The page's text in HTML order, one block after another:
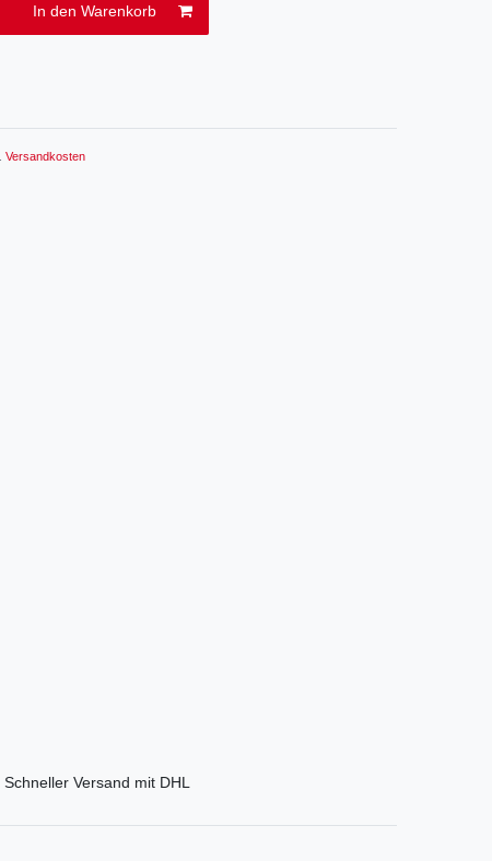
In den Warenkorb
Versandkosten
Schneller Versand mit DHL